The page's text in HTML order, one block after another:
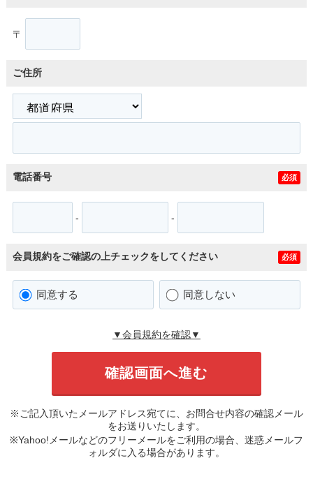
〒
ご住所
電話番号 必須
- -
会員規約をご確認の上チェックをしてください 必須
同意する 同意しない
▼会員規約を確認▼
※ご記入頂いたメールアドレス宛てに、お問合せ内容の確認メール
をお送りいたします。
※Yahoo!メールなどのフリーメールをご利用の場合、迷惑メールフ
ォルダに入る場合があります。